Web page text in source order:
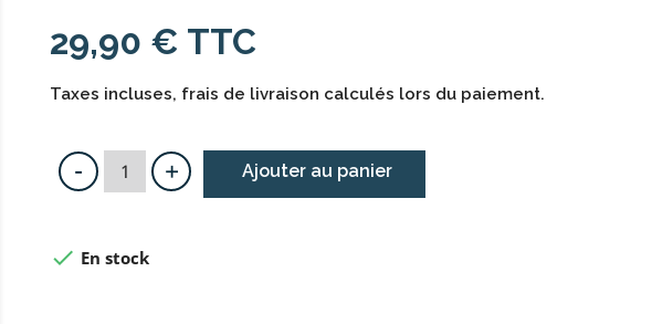
29,90 € TTC
Taxes incluses, frais de livraison calculés lors du paiement.
- +
 En stock
Ajouter au panier